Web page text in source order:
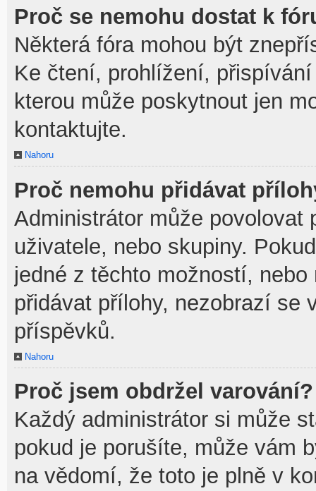
Proč se nemohu dostat k
Některá fóra mohou být
Ke čtení, prohlížení,
kterou může poskytnout jen
kontaktujte.
Nahoru
Proč nemohu přidávat
Administrátor může povolovat
uživatele, nebo skupiny.
jedné z těchto možností,
přidávat přílohy, nezobrazí se
příspěvků.
Nahoru
Proč jsem obdržel varování?
Každý administrátor si může
pokud je porušíte, může vám
na vědomí, že toto je plně v